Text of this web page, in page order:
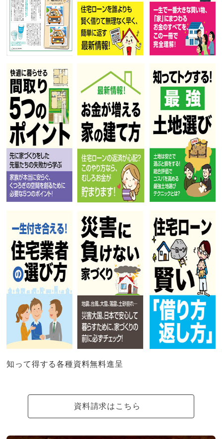
知って得する各種資料無料進呈
資料請求はこちら